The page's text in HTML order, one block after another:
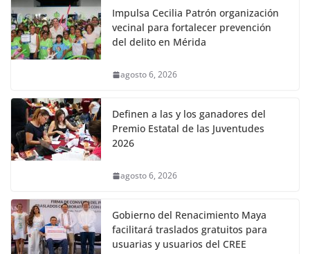
Impulsa Cecilia Patrón organización
vecinal para fortalecer prevención
del delito en Mérida
agosto 6, 2026
Definen a las y los ganadores del
Premio Estatal de las Juventudes
2026
agosto 6, 2026
Gobierno del Renacimiento Maya
facilitará traslados gratuitos para
usuarias y usuarios del CREE